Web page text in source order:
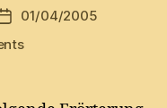
Post01/04/2005
on
und